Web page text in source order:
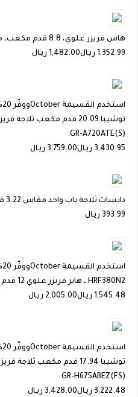
هاس فريزر علوي، 8.8 قدم مكعب، مواد مختلطة، فضي - HRK113S
1,352.99 ريـال1,482.00 ريـال
استخدم القسيمة Octoberووفّر 20%
توشيبا 20.09 قدم مكعب
GR-A720ATE(S)
3,430.95 ريـال3,759.00 ريـال
دانسات ثلاجة باب واحد مقاس 3.22 قدم مكعب ، ابيض، DFS140H
393.99 ريـال
استخدم القسيمة Octoberووفّر 20%
HRF380N2 ، هاير فريزر علوي 12 قدم ، ابيض
1,545.48 ريـال2,005.00 ريـال
استخدم القسيمة Octoberووفّر 20%
توشيبا 17.94 قدم مكعب
GR-H675ABEZ(FS)
3,222.48 ريـال3,428.00 ريـال